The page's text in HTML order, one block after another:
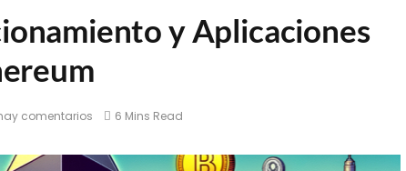
y Aplicaciones
comentarios 6 Mins Read